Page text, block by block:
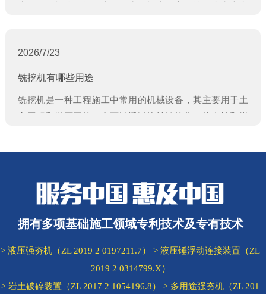
来使用平板液压振动夯，作为平板夯厂家，接下来和大家
2026/7/23
铣挖机有哪些用途
铣挖机是一种工程施工中常用的机械设备，其主要用于土
方工程和岩石开挖。它可以通过旋转铣挖头，将土壤和岩
泛，既可以用于新开凿的隧道，也可以用于公路、铁路、
拥有多项基础施工领域专利技术及专有技术
> 液压强夯机（ZL 2019 2 0197211.7） > 液压锤浮动连接装置（ZL
2019 2 0314799.X）
> 岩土破碎装置（ZL 2017 2 1054196.8） > 多用途强夯机（ZL 201